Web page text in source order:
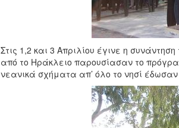
Στις 1,2 και 3 Απριλίου έγινε η
από το Ηράκλειο παρουσίασαν το
νεανικά σχήματα απ’ όλο το νησί